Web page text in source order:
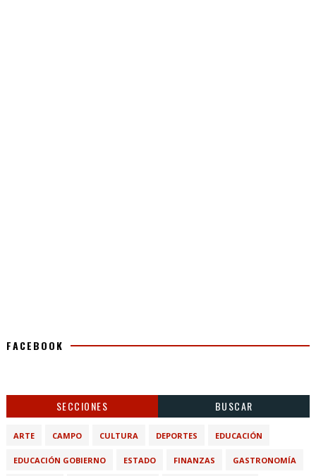
FACEBOOK
SECCIONES BUSCAR
ARTE CAMPO CULTURA DEPORTES EDUCACIÓN
EDUCACIÓN GOBIERNO ESTADO FINANZAS GASTRONOMÍA